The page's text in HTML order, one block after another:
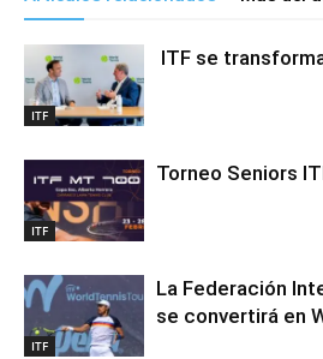
ITF
ITF se
ITF
Torneo Seniors
ITF
La Federación
se convertirá en